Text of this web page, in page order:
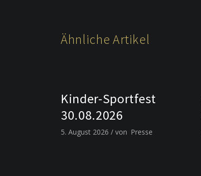
Ähnliche Artikel
Kinder-Sportfest
30.08.2026
5. August 2026 von Presse